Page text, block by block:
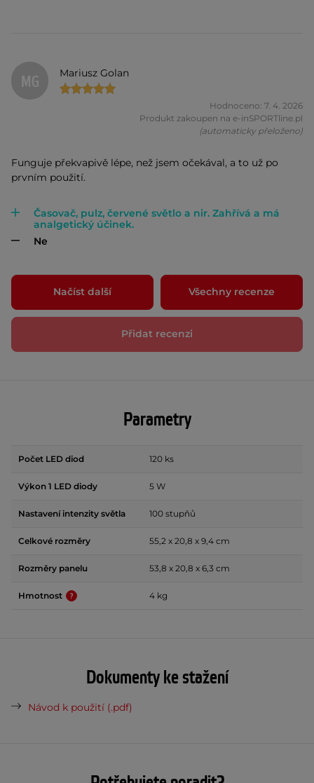
MG Mariusz Golan
Hodnoceno: 7. 4. 2026
Produkt zakoupen na e-inSPORTline.pl
(automaticky přeloženo)
Funguje překvapivě lépe, než jsem očekával, a to už po
prvním použití.
Časovač, pulz, červené světlo a nir. Zahřívá a má
analgetický účinek.
Ne
Načíst další Všechny recenze
Přidat recenzi
Parametry
Počet LED diod 120 ks
Výkon 1 LED diody 5 W
Nastavení intenzity světla 100 stupňů
Celkové rozměry 55,2 x 20,8 x 9,4 cm
Rozměry panelu 53,8 x 20,8 x 6,3 cm
Hmotnost 4 kg
Dokumenty ke stažení
Návod k použití (.pdf)